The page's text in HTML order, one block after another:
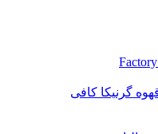
گرنیکا کافی